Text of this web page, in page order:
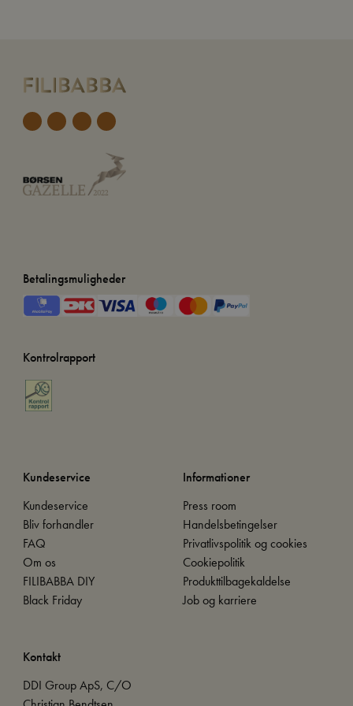
Betalingsmuligheder
Kontrolrapport
Kundeservice
Kundeservice
Bliv forhandler
FAQ
Om os
FILIBABBA DIY
Black Friday
Informationer
Press room
Handelsbetingelser
Privatlivspolitik og cookies
Cookiepolitik
Produkttilbagekaldelse
Job og karriere
Kontakt
DDI Group ApS, C/O